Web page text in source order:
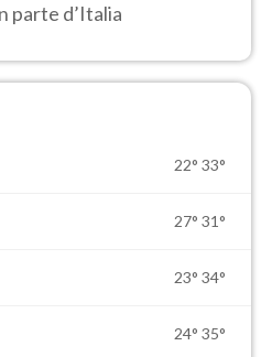
parte d’Italia
22° 33°
27° 31°
23° 34°
24° 35°